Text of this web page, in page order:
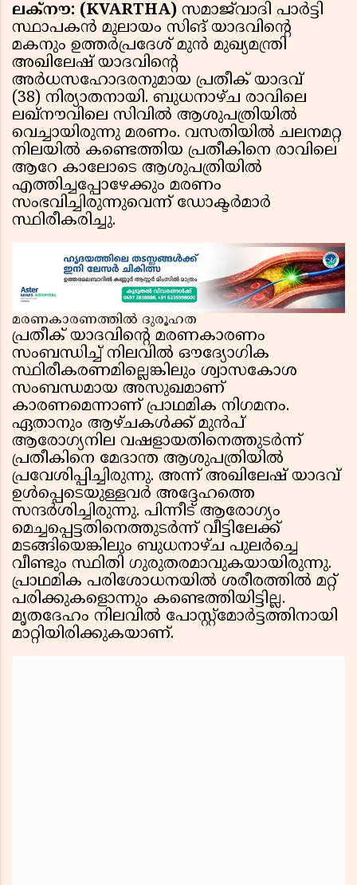
ലക്നൗ: (KVARTHA) സമാജ്‌വാദി പാർട്ടി
സ്ഥാപകൻ മുലായം സിങ് യാദവിൻ്റെ
മകനും ഉത്തർപ്രദേശ് മുൻ മുഖ്യമന്ത്രി
അഖിലേഷ് യാദവിൻ്റെ
അർധസഹോദരനുമായ പ്രതീക് യാദവ്
(38) നിര്യാതനായി. ബുധനാഴ്ച രാവിലെ
ലഖ്‌നൗവിലെ സിവിൽ ആശുപത്രിയിൽ
വെച്ചായിരുന്നു മരണം. വസതിയിൽ ചലനമറ്റ
നിലയിൽ കണ്ടെത്തിയ പ്രതീകിനെ രാവിലെ
ആറേ കാലോടെ ആശുപത്രിയിൽ
എത്തിച്ചപ്പോഴേക്കും മരണം
സംഭവിച്ചിരുന്നുവെന്ന് ഡോക്ടർമാർ
സ്ഥിരീകരിച്ചു.
മരണകാരണത്തിൽ ദുരൂഹത
പ്രതീക് യാദവിൻ്റെ മരണകാരണം
സംബന്ധിച്ച് നിലവിൽ ഔദ്യോഗിക
സ്ഥിരീകരണമില്ലെങ്കിലും ശ്വാസകോശ
സംബന്ധമായ അസുഖമാണ്
കാരണമെന്നാണ് പ്രാഥമിക നിഗമനം.
ഏതാനും ആഴ്ചകൾക്ക് മുൻപ്
ആരോഗ്യനില വഷളായതിനെത്തുടർന്ന്
പ്രതീകിനെ മേദാന്ത ആശുപത്രിയിൽ
പ്രവേശിപ്പിച്ചിരുന്നു. അന്ന് അഖിലേഷ് യാദവ്
ഉൾപ്പെടെയുള്ളവർ അദ്ദേഹത്തെ
സന്ദർശിച്ചിരുന്നു. പിന്നീട് ആരോഗ്യം
മെച്ചപ്പെട്ടതിനെത്തുടർന്ന് വീട്ടിലേക്ക്
മടങ്ങിയെങ്കിലും ബുധനാഴ്ച പുലർച്ചെ
വീണ്ടും സ്ഥിതി ഗുരുതരമാവുകയായിരുന്നു.
പ്രാഥമിക പരിശോധനയിൽ ശരീരത്തിൽ മറ്റ്
പരിക്കുകളൊന്നും കണ്ടെത്തിയിട്ടില്ല.
മൃതദേഹം നിലവിൽ പോസ്റ്റ്‌മോർട്ടത്തിനായി
മാറ്റിയിരിക്കുകയാണ്.